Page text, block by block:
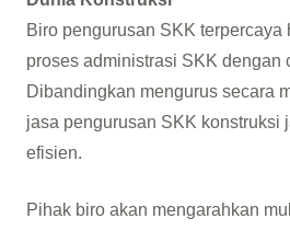
Biro pengurusan SKK terpercaya
proses administrasi SKK dengan
Dibandingkan mengurus secara
jasa pengurusan SKK konstruksi
efisien.
Pihak biro akan mengarahkan